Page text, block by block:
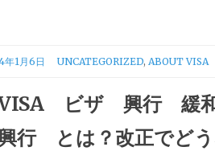
年1月6日 CATEGORIES
UNCATEGORIZED, ABOUT VISA
ビザ 興行 緩
行 とは？改正でどう